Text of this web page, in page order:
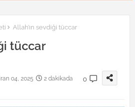
Allah’ın sevdiği tüccar
tüccar
04, 2025
2 dakikada
0